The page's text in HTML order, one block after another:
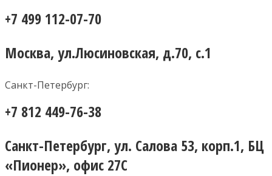
+7 499 112-07-70
Москва, ул.Люсиновская, д.70, с.1
Санкт-Петербург:
+7 812 449-76-38
Санкт-Петербург, ул. Салова 53, корп.1, БЦ
«Пионер», офис 27С